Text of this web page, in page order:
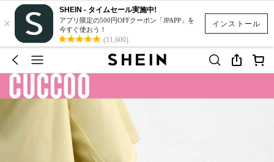
インストール
×
SHEIN - タイムセール実施中!
アプリ限定の500円OFFクーポン「JPAPP」を
今すぐ使おう！
(11,600)